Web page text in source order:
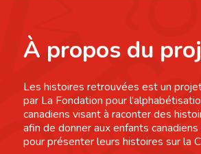
À propos du
Les histoires retrouvées est un
par La Fondation pour
canadiens visant à raconter des
afin de donner aux enfants
pour présenter leurs histoires sur la